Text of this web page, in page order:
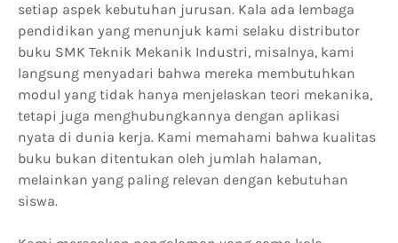
setiap aspek kebutuhan jurusan. Kala ada lembaga
pendidikan yang menunjuk kami selaku distributor
buku SMK Teknik Mekanik Industri, misalnya, kami
langsung menyadari bahwa mereka membutuhkan
modul yang tidak hanya menjelaskan teori mekanika,
tetapi juga menghubungkannya dengan aplikasi
nyata di dunia kerja. Kami memahami bahwa kualitas
buku bukan ditentukan oleh jumlah halaman,
melainkan yang paling relevan dengan kebutuhan
siswa.